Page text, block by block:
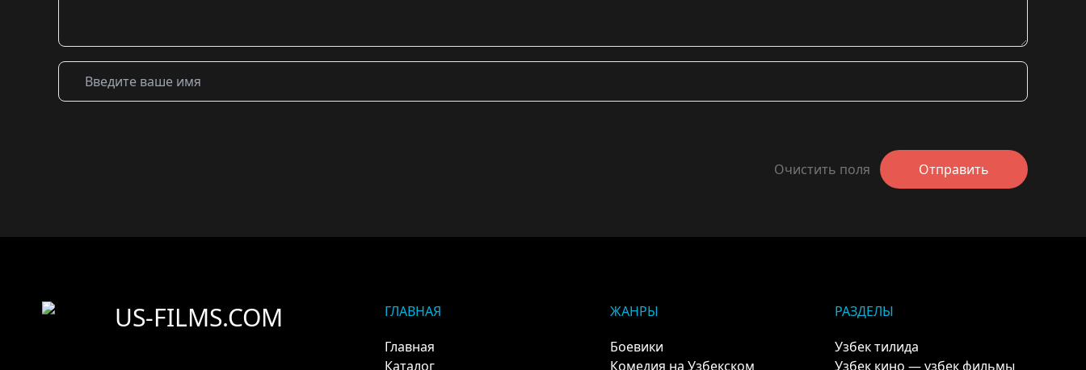
Очистить поля Отправить
US-FILMS.COM
ГЛАВНАЯ
Главная
Каталог
ЖАНРЫ
Боевики
Комедия на Узбекском
РАЗДЕЛЫ
Узбек тилида
Узбек кино — узбек фильмы